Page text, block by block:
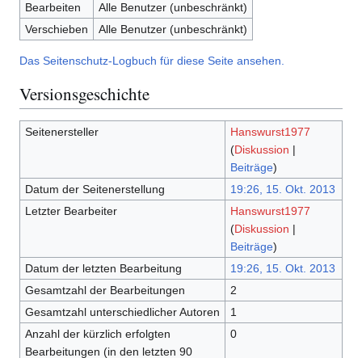
Bearbeiten
Alle Benutzer (unbeschränkt)
Verschieben
Alle Benutzer (unbeschränkt)
Das Seitenschutz-Logbuch für diese Seite ansehen.
Versionsgeschichte
Seitenersteller
Hanswurst1977
(Diskussion |
Beiträge)
Datum der Seitenerstellung
19:26, 15. Okt. 2013
Letzter Bearbeiter
Hanswurst1977
(Diskussion |
Beiträge)
Datum der letzten Bearbeitung
19:26, 15. Okt. 2013
Gesamtzahl der Bearbeitungen
2
Gesamtzahl unterschiedlicher Autoren
1
Anzahl der kürzlich erfolgten
Bearbeitungen (in den letzten 90
0